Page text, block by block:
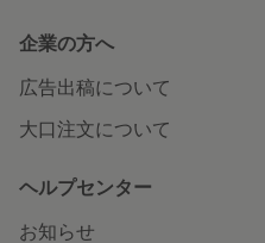
企業の方へ
広告出稿について
大口注文について
ヘルプセンター
お知らせ